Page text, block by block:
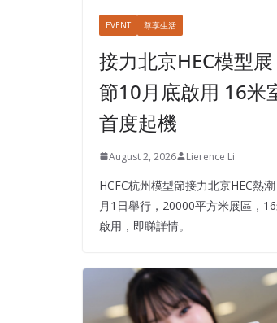
EVENT 尊享生活
接力北京HEC模型
節10月底啟用 16米
首度起機
August 2, 2026 Lierence Li
HCFC杭州模型節接力北京HEC熱
月1日舉行，20000平方米展區，
啟用，即睇詳情。